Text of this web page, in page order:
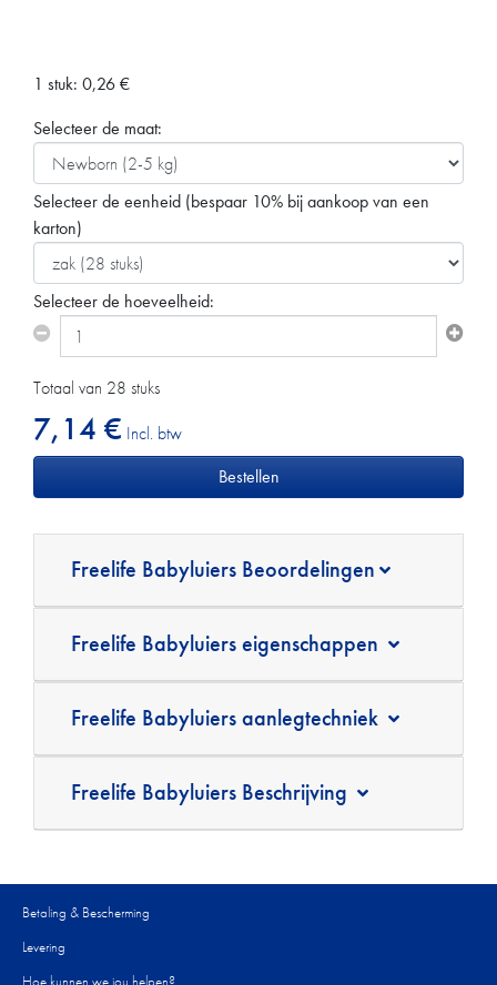
1 stuk: 0,26€
Selecteer de maat:
Selecteer de eenheid (bespaar 10% bij aankoop van een
karton)
Selecteer de hoeveelheid:
Totaal van 28 stuks
7,14 € Incl. btw
Freelife Babyluiers Beoordelingen
Freelife Babyluiers eigenschappen
Freelife Babyluiers aanlegtechniek
Freelife Babyluiers Beschrijving
Betaling & Bescherming
Levering
Hoe kunnen we jou helpen?